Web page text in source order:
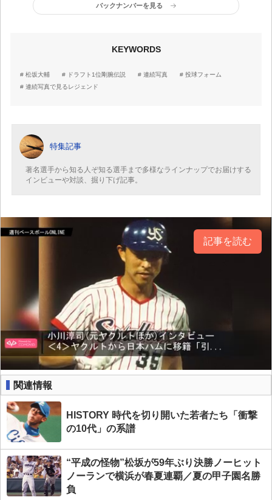
バックナンバーを見る
KEYWORDS
松坂大輔 ドラフト1位剛腕伝説 連続写真
投球フォーム
連続写真で見るレジェンド
特集記事
著名選手から知る人ぞ知る選手まで多様なラインナップでお届けする
インビューや対談、掘り下げ記事。
記事を読む
関連情報
HISTORY 時代を切り開いた若者たち「衝撃
の10代」の系譜
“平成の怪物”松坂が59年ぶり決勝ノーヒット
ノーランで横浜が春夏連覇／夏の甲子園名勝
負